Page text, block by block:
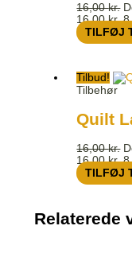
16,00kr.
16,00 kr..
TILFØJ
Tilbud!
Tilbehør
Quilt
16,00kr.
16,00 kr..
TILFØJ
Relaterede